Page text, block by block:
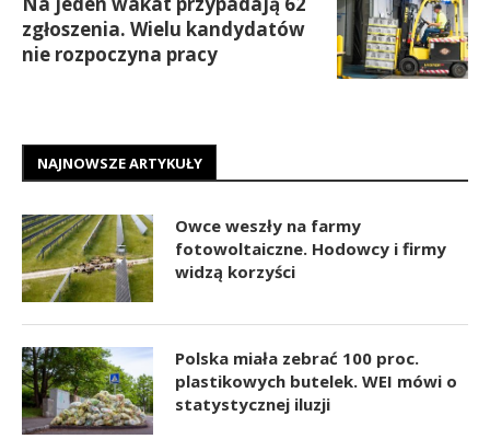
zgłoszenia. Wielu kandydatów
nie rozpoczyna pracy
NAJNOWSZE ARTYKUŁY
Owce weszły na farmy
fotowoltaiczne. Hodowcy i firmy
widzą korzyści
Polska miała zebrać 100 proc.
plastikowych butelek. WEI mówi o
statystycznej iluzji